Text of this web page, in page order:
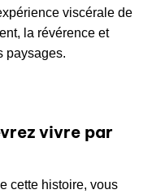
viscérale de
la révérence et
paysages.
vivre par
cette histoire, vous